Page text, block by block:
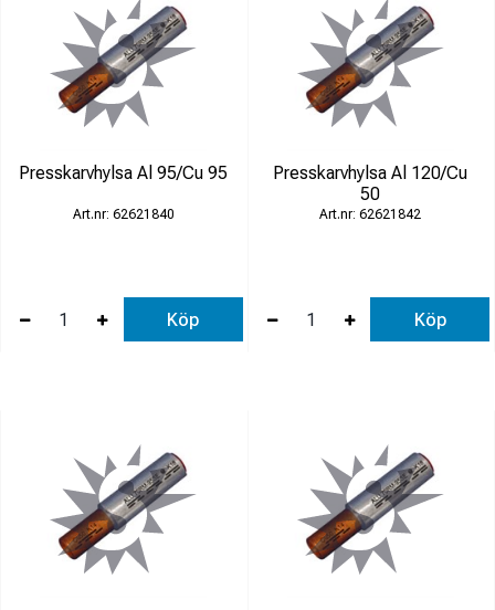
Presskarvhylsa Al 95/Cu 95
62621840
Köp
Presskarvhylsa Al 120/Cu
50
62621842
Köp